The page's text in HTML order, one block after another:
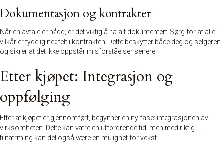
Dokumentasjon og kontrakter
Når en avtale er nådd, er det viktig å ha alt dokumentert. Sørg for at alle
vilkår er tydelig nedfelt i kontrakten. Dette beskytter både deg og selgeren
og sikrer at det ikke oppstår misforståelser senere.
Etter kjøpet: Integrasjon og
oppfølging
Etter at kjøpet er gjennomført, begynner en ny fase: integrasjonen av
virksomheten. Dette kan være en utfordrende tid, men med riktig
tilnærming kan det også være en mulighet for vekst.